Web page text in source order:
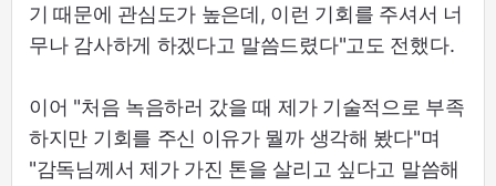
기 때문에 관심도가 높은데, 이런 기회를 주셔서 너
무나 감사하게 하겠다고 말씀드렸다"고도 전했다.
이어 "처음 녹음하러 갔을 때 제가 기술적으로 부족
하지만 기회를 주신 이유가 뭘까 생각해 봤다"며
"감독님께서 제가 가진 톤을 살리고 싶다고 말씀해